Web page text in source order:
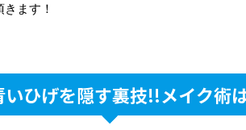
ます！
ひげを隠す裏技!!メイク術は